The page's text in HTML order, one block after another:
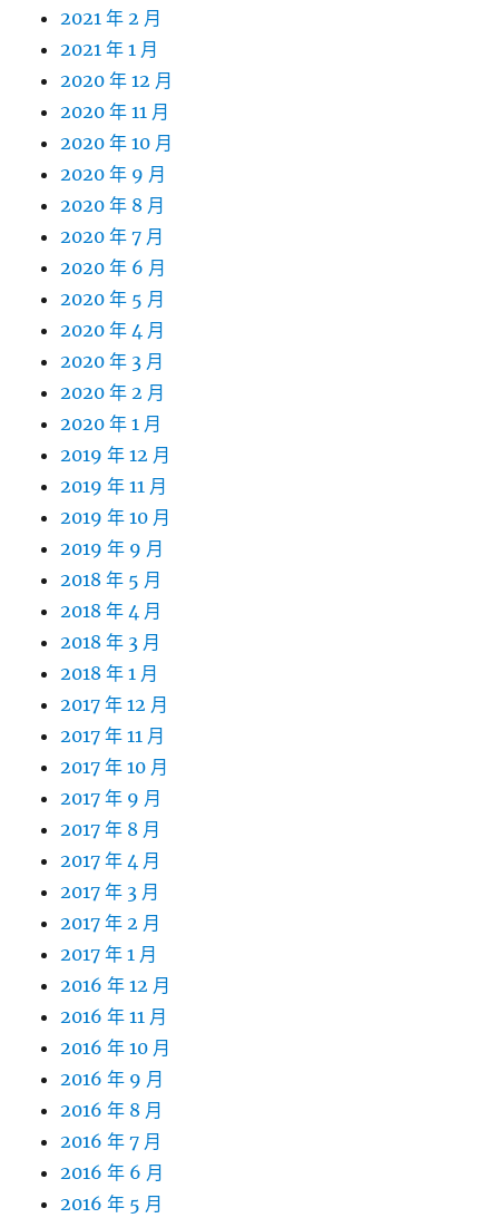
2021 年 2 月
2021 年 1 月
2020 年 12 月
2020 年 11 月
2020 年 10 月
2020 年 9 月
2020 年 8 月
2020 年 7 月
2020 年 6 月
2020 年 5 月
2020 年 4 月
2020 年 3 月
2020 年 2 月
2020 年 1 月
2019 年 12 月
2019 年 11 月
2019 年 10 月
2019 年 9 月
2018 年 5 月
2018 年 4 月
2018 年 3 月
2018 年 1 月
2017 年 12 月
2017 年 11 月
2017 年 10 月
2017 年 9 月
2017 年 8 月
2017 年 4 月
2017 年 3 月
2017 年 2 月
2017 年 1 月
2016 年 12 月
2016 年 11 月
2016 年 10 月
2016 年 9 月
2016 年 8 月
2016 年 7 月
2016 年 6 月
2016 年 5 月